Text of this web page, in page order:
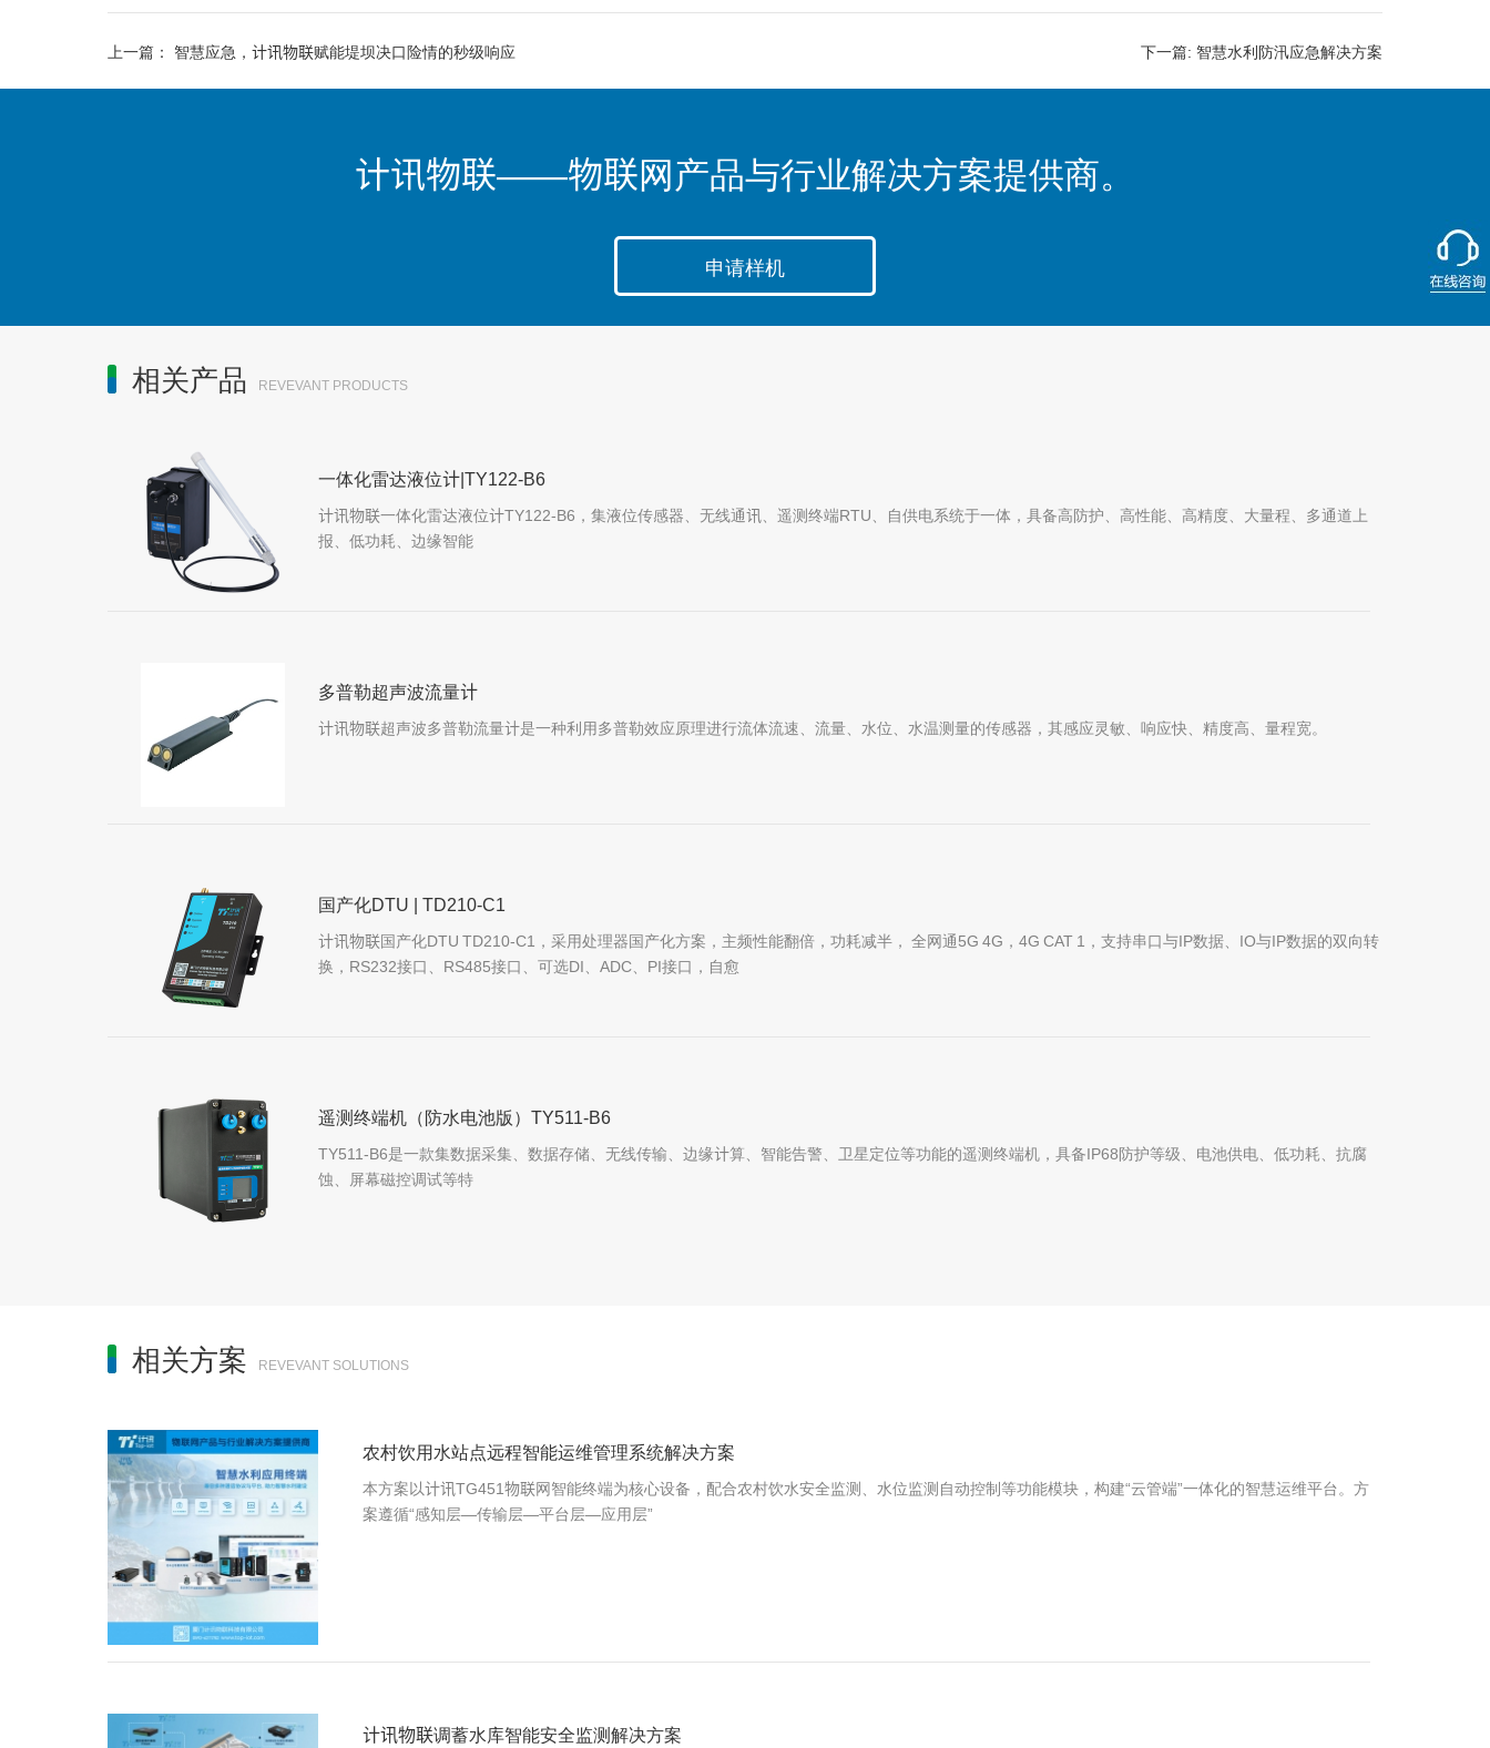
上一篇： 智慧应急，计讯物联赋能堤坝决口险情的秒级响应 下一篇: 智慧水利防汛应急解决方案
计讯物联——物联网产品与行业解决方案提供商。
申请样机
相关产品 REVEVANT PRODUCTS
一体化雷达液位计|TY122-B6
计讯物联一体化雷达液位计TY122-B6，集液位传感器、无线通讯、遥测终端RTU、自供电系统于一体，具备高防护、高性能、高精度、大量程、多通道上
报、低功耗、边缘智能
多普勒超声波流量计
计讯物联超声波多普勒流量计是一种利用多普勒效应原理进行流体流速、流量、水位、水温测量的传感器，其感应灵敏、响应快、精度高、量程宽。
国产化DTU | TD210-C1
计讯物联国产化DTU TD210-C1，采用处理器国产化方案，主频性能翻倍，功耗减半， 全网通5G 4G，4G CAT 1，支持串口与IP数据、IO与IP数据的双向转
换，RS232接口、RS485接口、可选DI、ADC、PI接口，自愈
遥测终端机（防水电池版）TY511-B6
TY511-B6是一款集数据采集、数据存储、无线传输、边缘计算、智能告警、卫星定位等功能的遥测终端机，具备IP68防护等级、电池供电、低功耗、抗腐
蚀、屏幕磁控调试等特
相关方案 REVEVANT SOLUTIONS
农村饮用水站点远程智能运维管理系统解决方案
本方案以计讯TG451物联网智能终端为核心设备，配合农村饮水安全监测、水位监测自动控制等功能模块，构建“云管端”一体化的智慧运维平台。方
案遵循“感知层—传输层—平台层—应用层”
计讯物联调蓄水库智能安全监测解决方案